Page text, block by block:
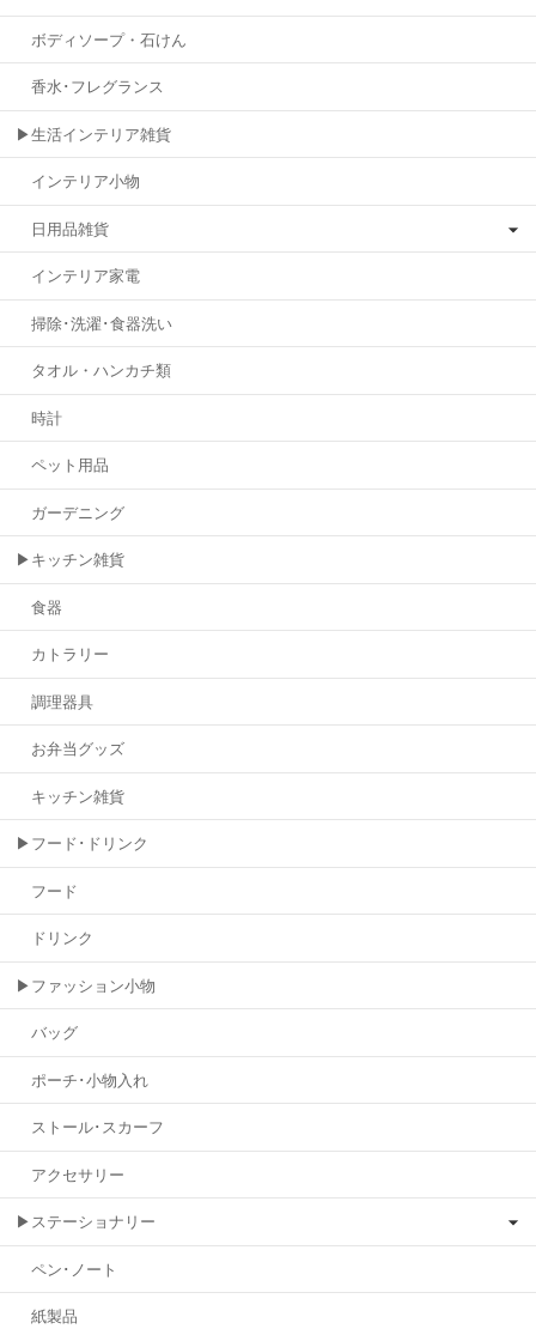
ボディソープ・石けん
香水･フレグランス
▶生活インテリア雑貨
インテリア小物
日用品雑貨
インテリア家電
掃除･洗濯･食器洗い
タオル・ハンカチ類
時計
ペット用品
ガーデニング
▶キッチン雑貨
食器
カトラリー
調理器具
お弁当グッズ
キッチン雑貨
▶フード･ドリンク
フード
ドリンク
▶ファッション小物
バッグ
ポーチ･小物入れ
ストール･スカーフ
アクセサリー
▶ステーショナリー
ペン･ノート
紙製品